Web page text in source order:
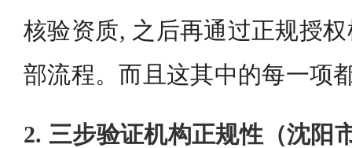
核验资质, 之后再通过正规授
部流程。而且这其中的每一项
2. 三步验证机构正规性（沈阳